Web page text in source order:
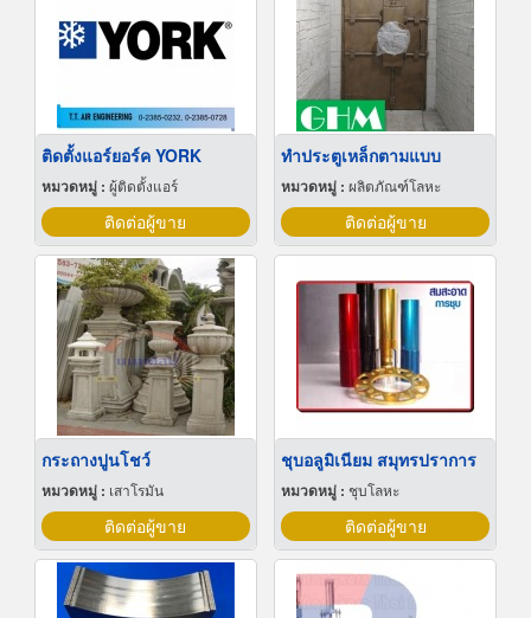
ติดตั้งแอร์ยอร์ค YORK
หมวดหมู่ : ผู้ติดตั้งแอร์
ติดต่อผู้ขาย
ทำประตูเหล็กตามแบบ
หมวดหมู่ : ผลิตภัณฑ์โลหะ
ติดต่อผู้ขาย
กระถางปูนโชว์
หมวดหมู่ : เสาโรมัน
ติดต่อผู้ขาย
ชุบอลูมิเนียม สมุทรปราการ
หมวดหมู่ : ชุบโลหะ
ติดต่อผู้ขาย